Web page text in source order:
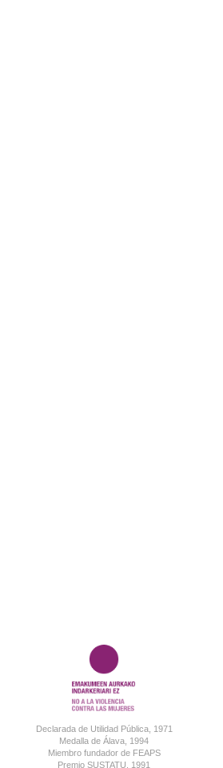
Declarada de Utilidad Pública, 1971
Medalla de Álava, 1994
Miembro fundador de FEAPS
Premio SUSTATU, 1991